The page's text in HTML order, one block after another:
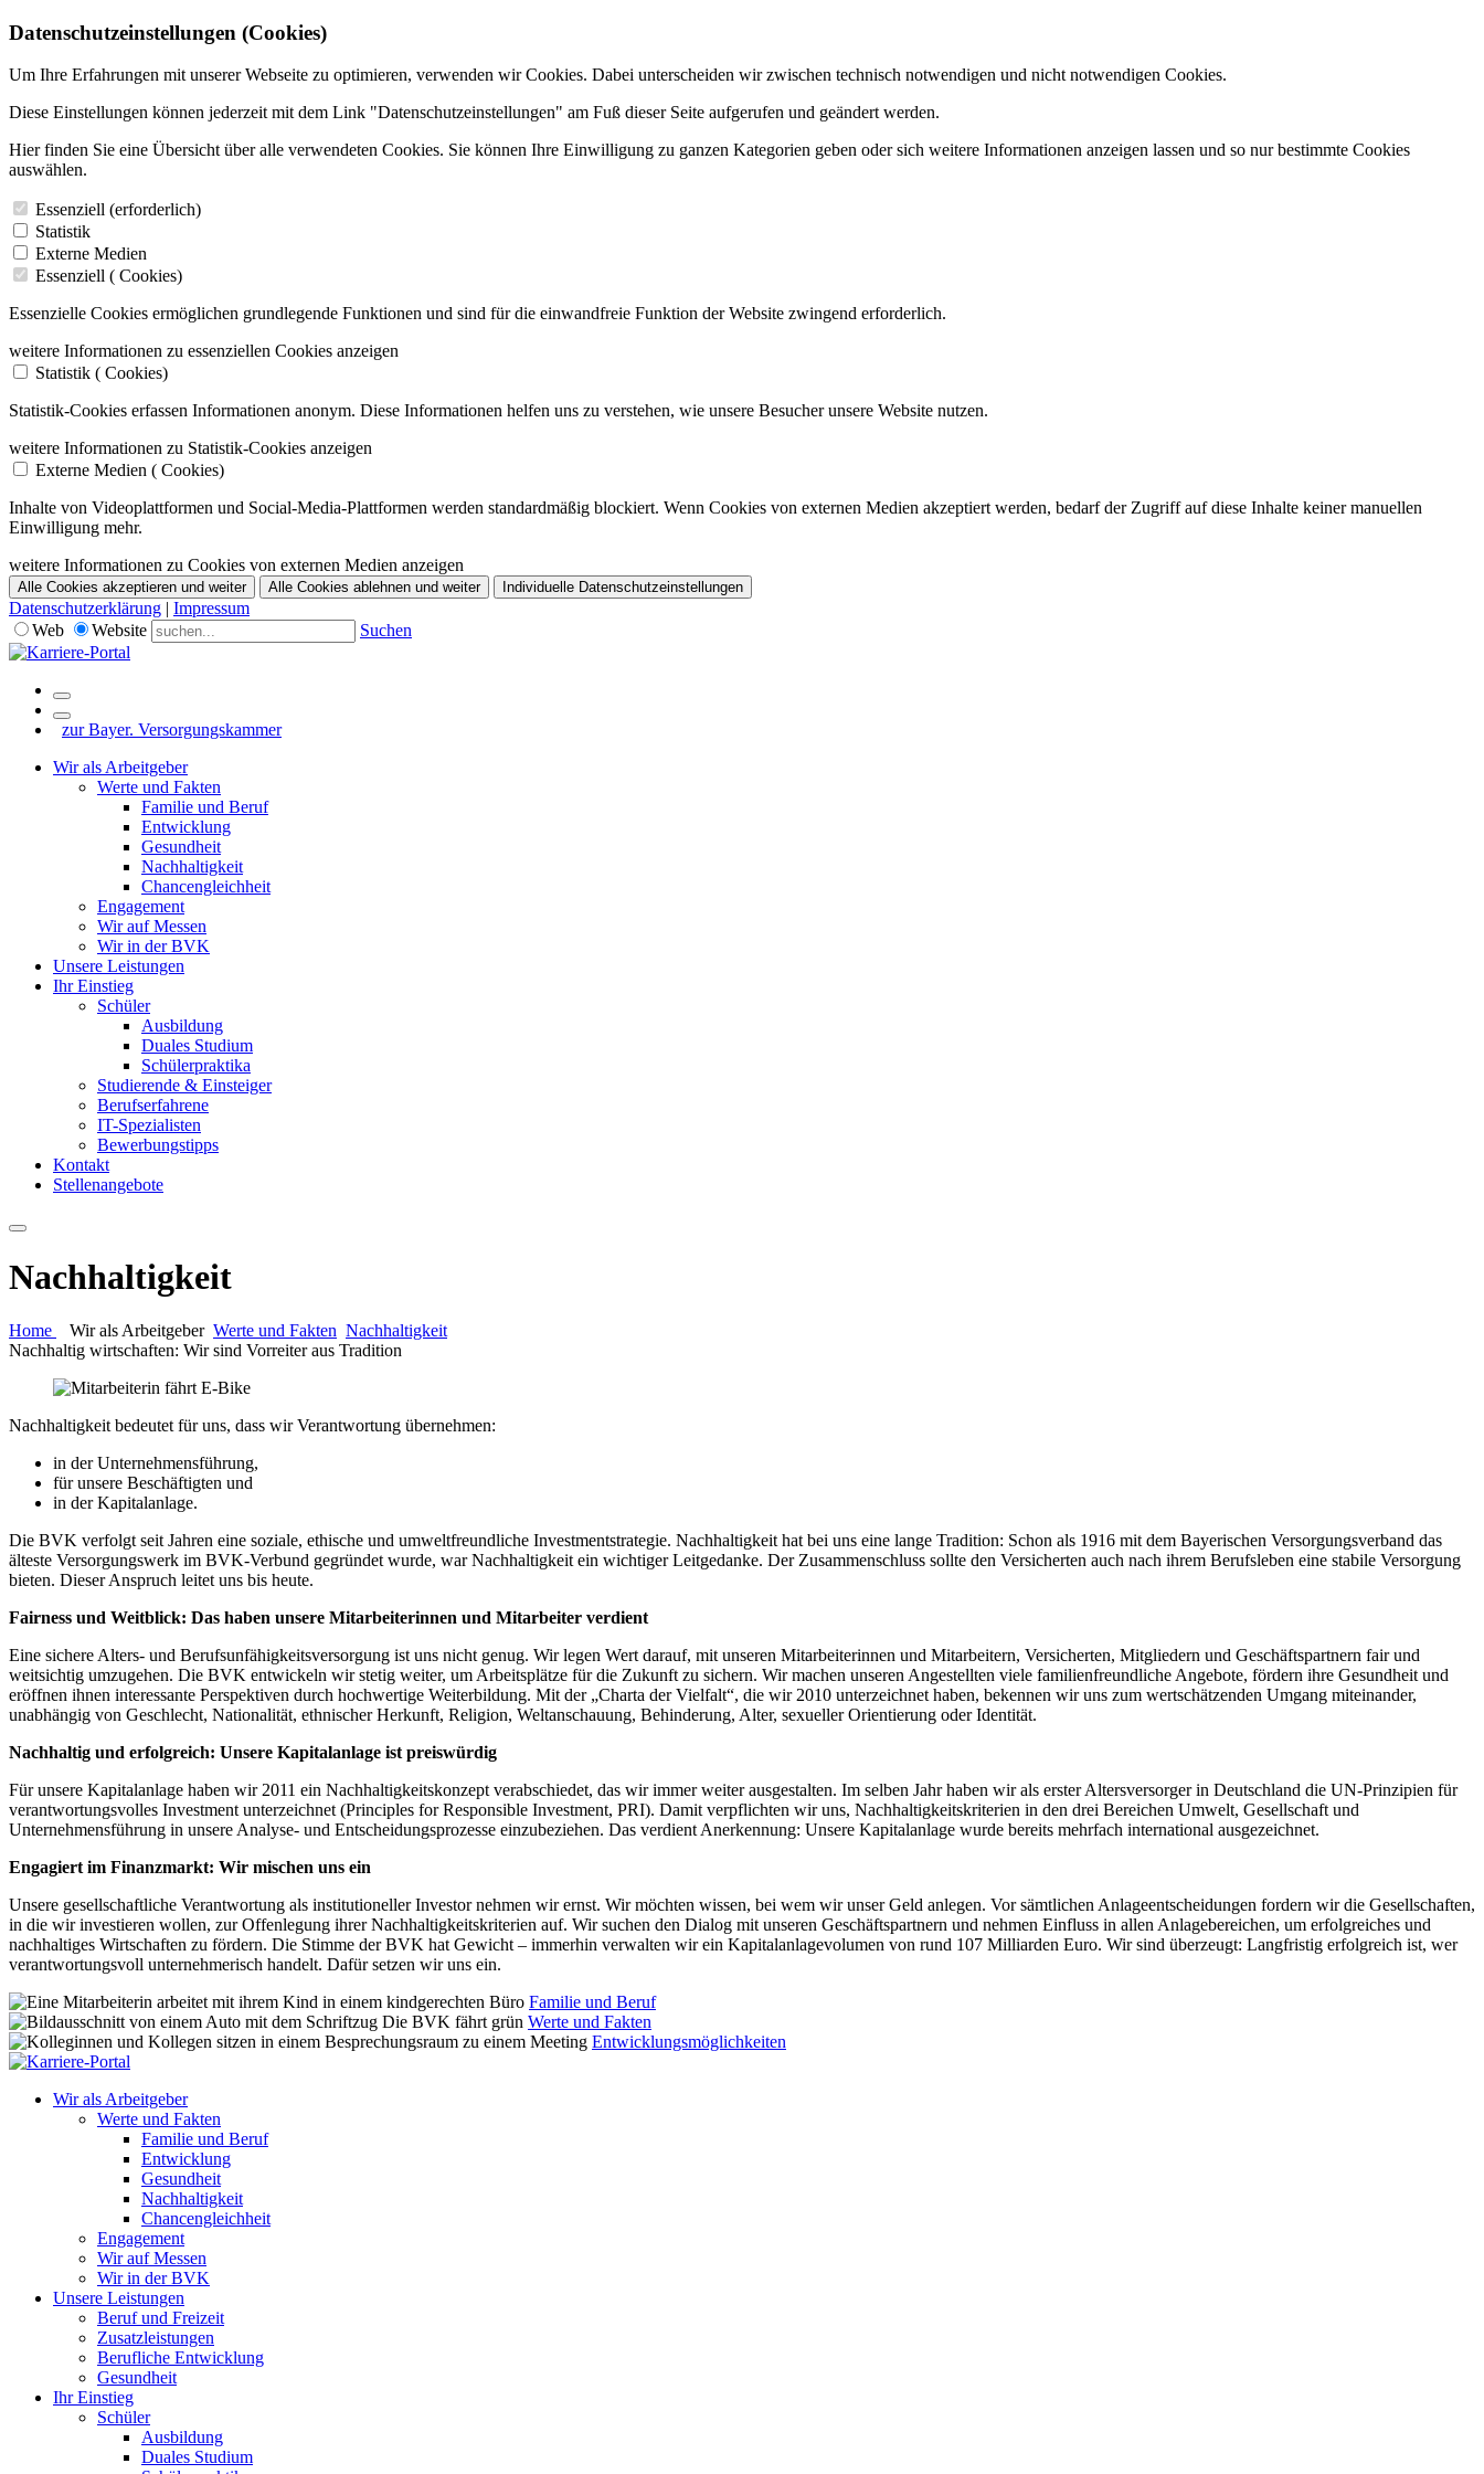
Datenschutzeinstellungen (Cookies)
Um Ihre Erfahrungen mit unserer Webseite zu optimieren, verwenden wir Cookies. Dabei unterscheiden wir zwischen technisch notwendigen und nicht notwendigen Cookies.
Diese Einstellungen können jederzeit mit dem Link "Datenschutzeinstellungen" am Fuß dieser Seite aufgerufen und geändert werden.
Hier finden Sie eine Übersicht über alle verwendeten Cookies. Sie können Ihre Einwilligung zu ganzen Kategorien geben oder sich weitere Informationen anzeigen lassen und so nur bestimmte Cookies
auswählen.
Essenziell (erforderlich)
Statistik
Externe Medien
Essenziell ( Cookies)
Essenzielle Cookies ermöglichen grundlegende Funktionen und sind für die einwandfreie Funktion der Website zwingend erforderlich.
weitere Informationen zu essenziellen Cookies anzeigen
Statistik ( Cookies)
Statistik-Cookies erfassen Informationen anonym. Diese Informationen helfen uns zu verstehen, wie unsere Besucher unsere Website nutzen.
weitere Informationen zu Statistik-Cookies anzeigen
Externe Medien ( Cookies)
Inhalte von Videoplattformen und Social-Media-Plattformen werden standardmäßig blockiert. Wenn Cookies von externen Medien akzeptiert werden, bedarf der Zugriff auf diese Inhalte keiner manuellen
Einwilligung mehr.
weitere Informationen zu Cookies von externen Medien anzeigen
Alle Cookies akzeptieren und weiter Alle Cookies ablehnen und weiter Individuelle Datenschutzeinstellungen
Datenschutzerklärung | Impressum
Web
Website Suchen
zur Bayer. Versorgungskammer
Wir als Arbeitgeber
Werte und Fakten
Familie und Beruf
Entwicklung
Gesundheit
Nachhaltigkeit
Chancengleichheit
Engagement
Wir auf Messen
Wir in der BVK
Unsere Leistungen
Ihr Einstieg
Schüler
Ausbildung
Duales Studium
Schülerpraktika
Studierende & Einsteiger
Berufserfahrene
IT-Spezialisten
Bewerbungstipps
Kontakt
Stellenangebote
Nachhaltigkeit
Home Wir als Arbeitgeber Werte und Fakten Nachhaltigkeit
Nachhaltig wirtschaften: Wir sind Vorreiter aus Tradition
Nachhaltigkeit bedeutet für uns, dass wir Verantwortung übernehmen:
in der Unternehmensführung,
für unsere Beschäftigten und
in der Kapitalanlage.
Die BVK verfolgt seit Jahren eine soziale, ethische und umweltfreundliche Investmentstrategie. Nachhaltigkeit hat bei uns eine lange Tradition: Schon als 1916 mit dem Bayerischen Versorgungsverband das
älteste Versorgungswerk im BVK-Verbund gegründet wurde, war Nachhaltigkeit ein wichtiger Leitgedanke. Der Zusammenschluss sollte den Versicherten auch nach ihrem Berufsleben eine stabile Versorgung
bieten. Dieser Anspruch leitet uns bis heute.
Fairness und Weitblick: Das haben unsere Mitarbeiterinnen und Mitarbeiter verdient
Eine sichere Alters- und Berufsunfähigkeitsversorgung ist uns nicht genug. Wir legen Wert darauf, mit unseren Mitarbeiterinnen und Mitarbeitern, Versicherten, Mitgliedern und Geschäftspartnern fair und
weitsichtig umzugehen. Die BVK entwickeln wir stetig weiter, um Arbeitsplätze für die Zukunft zu sichern. Wir machen unseren Angestellten viele familienfreundliche Angebote, fördern ihre Gesundheit und
eröffnen ihnen interessante Perspektiven durch hochwertige Weiterbildung. Mit der „Charta der Vielfalt“, die wir 2010 unterzeichnet haben, bekennen wir uns zum wertschätzenden Umgang miteinander,
unabhängig von Geschlecht, Nationalität, ethnischer Herkunft, Religion, Weltanschauung, Behinderung, Alter, sexueller Orientierung oder Identität.
Nachhaltig und erfolgreich: Unsere Kapitalanlage ist preiswürdig
Für unsere Kapitalanlage haben wir 2011 ein Nachhaltigkeitskonzept verabschiedet, das wir immer weiter ausgestalten. Im selben Jahr haben wir als erster Altersversorger in Deutschland die UN-Prinzipien für
verantwortungsvolles Investment unterzeichnet (Principles for Responsible Investment, PRI). Damit verpflichten wir uns, Nachhaltigkeitskriterien in den drei Bereichen Umwelt, Gesellschaft und
Unternehmensführung in unsere Analyse- und Entscheidungsprozesse einzubeziehen. Das verdient Anerkennung: Unsere Kapitalanlage wurde bereits mehrfach international ausgezeichnet.
Engagiert im Finanzmarkt: Wir mischen uns ein
Unsere gesellschaftliche Verantwortung als institutioneller Investor nehmen wir ernst. Wir möchten wissen, bei wem wir unser Geld anlegen. Vor sämtlichen Anlageentscheidungen fordern wir die Gesellschaften,
in die wir investieren wollen, zur Offenlegung ihrer Nachhaltigkeitskriterien auf. Wir suchen den Dialog mit unseren Geschäftspartnern und nehmen Einfluss in allen Anlagebereichen, um erfolgreiches und
nachhaltiges Wirtschaften zu fördern. Die Stimme der BVK hat Gewicht – immerhin verwalten wir ein Kapitalanlagevolumen von rund 107 Milliarden Euro. Wir sind überzeugt: Langfristig erfolgreich ist, wer
verantwortungsvoll unternehmerisch handelt. Dafür setzen wir uns ein.
Familie und Beruf
Werte und Fakten
Entwicklungsmöglichkeiten
Wir als Arbeitgeber
Werte und Fakten
Familie und Beruf
Entwicklung
Gesundheit
Nachhaltigkeit
Chancengleichheit
Engagement
Wir auf Messen
Wir in der BVK
Unsere Leistungen
Beruf und Freizeit
Zusatzleistungen
Berufliche Entwicklung
Gesundheit
Ihr Einstieg
Schüler
Ausbildung
Duales Studium